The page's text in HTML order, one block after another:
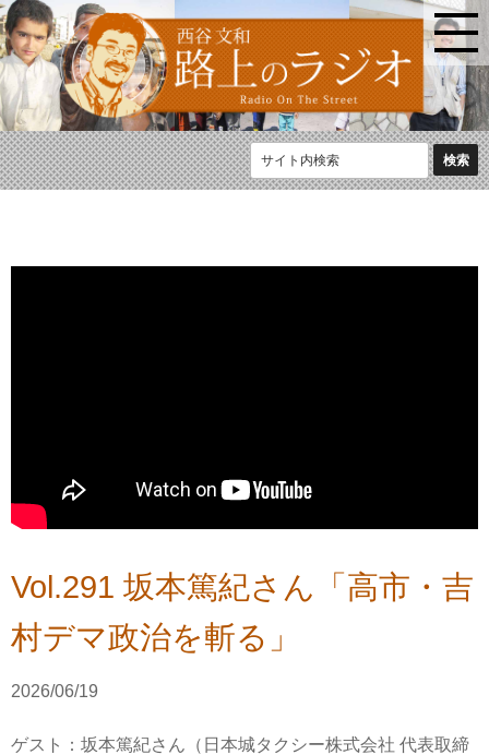
Vol.291 坂本篤紀さん「高市・吉
村デマ政治を斬る」
2026/06/19
ゲスト：坂本篤紀さん（日本城タクシー株式会社 代表取締